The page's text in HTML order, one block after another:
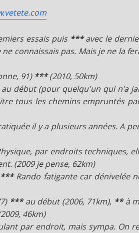
essais puis ***avec le
connaissais pas. Mais je ne la
91) ***(2010, 50km)
début (pour quelqu'un qui n'a
tous les chemins empruntés
il y a plusieurs années. A
par endroits techniques,
(2009 je pense, 62km)
***Rando fatigante car dénivelée
***au début (2006, 71km), **à
46km)
par endroit, mais sympa. On